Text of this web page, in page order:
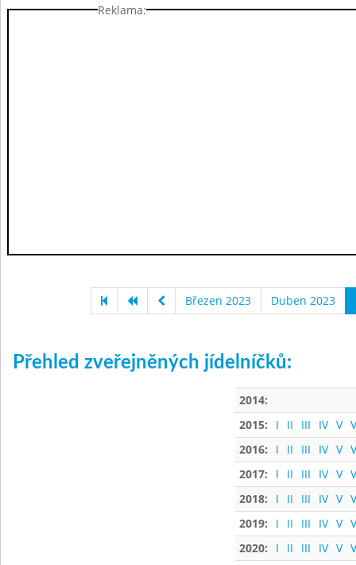
Reklama:
Březen 2023 Duben 2023
Přehled zveřejněných jídelníčků:
2014:
2015:
I II III IV V
2016:
I II III IV V
2017:
I II III IV V
2018:
I II III IV V
2019:
I II III IV V
2020:
I II III IV V